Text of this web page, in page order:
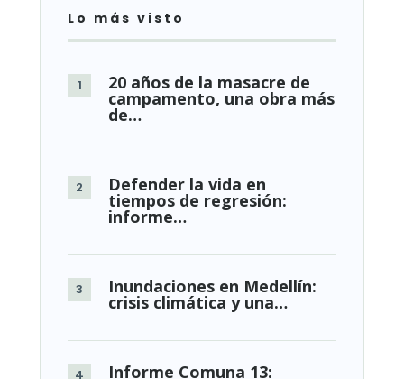
Lo más visto
20 años de la masacre de
campamento, una obra más
de…
Defender la vida en
tiempos de regresión:
informe…
Inundaciones en Medellín:
crisis climática y una…
Informe Comuna 13: